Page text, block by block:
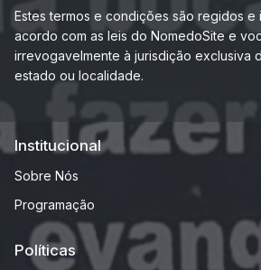
Estes termos e condições são regidos e
acordo com as leis do NomedoSite e
irrevogavelmente à jurisdição exclusiva
estado ou localidade.
Institucional
Sobre Nós
Programação
Políticas